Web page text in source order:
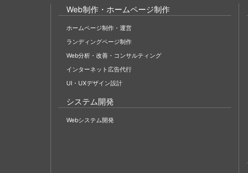
Web制作・ホームページ制作
ホームページ制作・運営
ランディングページ制作
Web分析・改善・コンサルティング
インターネット広告代行
UI・UXデザイン設計
システム開発
Webシステム開発